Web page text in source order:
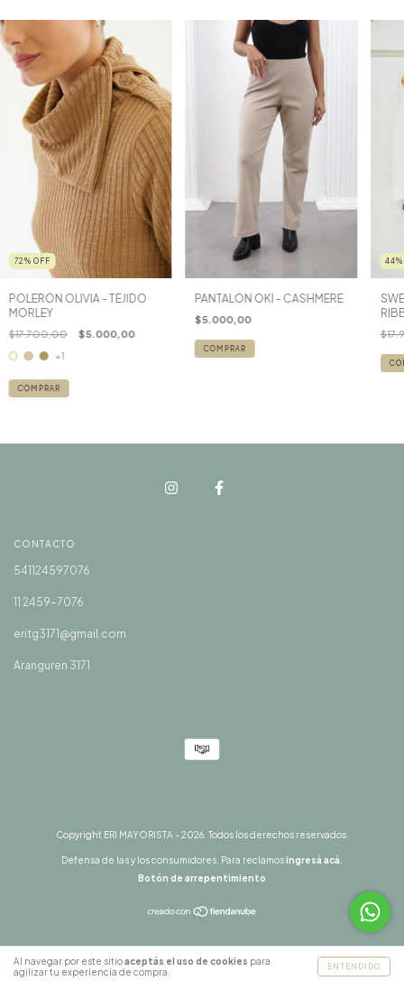
Al navegar por este sitioaceptás el uso de cookies para
agilizar tu experiencia de compra.
ENTENDIDO
72 % OFF
POLERÓN OLIVIA - TEJIDO
MORLEY
$17.700,00 $5.000,00
+1
COMPRAR
PANTALÓN OKI - CASHMERE
$5.000,00
COMPRAR
44
CONTACTO
541124597076
11 2459-7076
eritg3171@gmail.com
Aranguren 3171
Copyright ERI MAYORISTA - 2026. Todos los derechos reservados.
Defensa de las y los consumidores. Para reclamosingresá acá.
Botón de arrepentimiento